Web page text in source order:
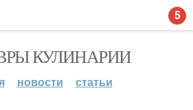
КУЛИНАРИИ
новости статьи
5